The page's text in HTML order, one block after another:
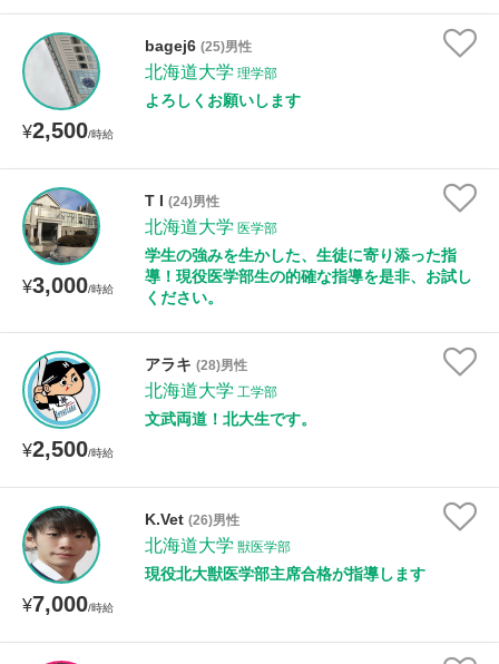
¥2,500/時給
bagej6 (25)男性
北海道大学 理学部
よろしくお願いします
¥3,000/時給
T I (24)男性
北海道大学 医学部
学生の強みを生かした、生徒に寄り添った指
導！現役医学部生の的確な指導を是非、お試し
ください。
¥2,500/時給
アラキ (28)男性
北海道大学 工学部
文武両道！北大生です。
¥7,000/時給
K.Vet (26)男性
北海道大学 獣医学部
現役北大獣医学部主席合格が指導します